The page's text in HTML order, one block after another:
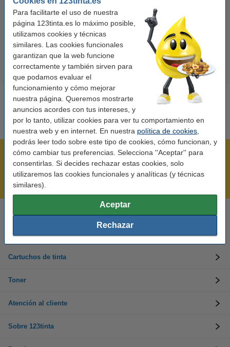
Para facilitarte el uso de nuestra
página 123tinta.es lo máximo posible,
utilizamos cookies y técnicas
similares. Las cookies funcionales
garantizan que la web funcione
correctamente y también sirven para
que podamos evaluar el
funcionamiento y cómo mejorar
nuestra página. Queremos mostrarte
anuncios acordes con tus intereses, y
por lo tanto, utilizar cookies para ver tu comportamiento en
nuestra web y en internet. En nuestra política de cookies
podrás leer todo sobre este tipo de cookies, cómo funcionan, y
cómo cambiar tus preferencias. Selecciona ''Aceptar'' para
consentirlas. Si decides rechazar estas cookies, solo
utilizaremos las cookies funcionales y analíticas (y técnicas
similares).
Aceptar
Rechazar
10,50 € Incl. 21% IVA
Power AA - LR06 - MN1500 - 24
unidades
14,50 € Incl. 21% IVA
Rápido y sencillo
Mejor Precio Garantizado
En días laborables de 09:00 a 20:00.
Cartuchos de tinta
Toner
Atención al cliente
Sobre 123tinta